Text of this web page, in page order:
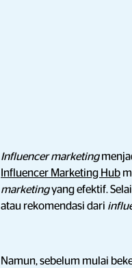
Influencer marketing
Influencer Marketing Hub
marketingyang efektif.
atau rekomendasi dari
Namun, sebelum mulai